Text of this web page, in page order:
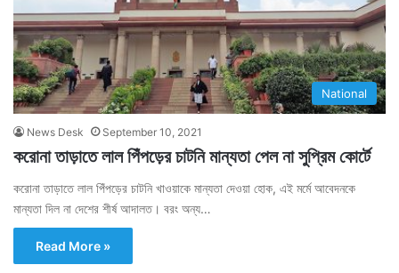
National
News Desk September 10, 2021
করোনা তাড়াতে লাল পিঁপড়ের চাটনি মান্যতা পেল না সুপ্রিম কোর্টে
করোনা তাড়াতে লাল পিঁপড়ের চাটনি খাওয়াকে মান্যতা দেওয়া হোক, এই মর্মে আবেদনকে
মান্যতা দিল না দেশের শীর্ষ আদালত। বরং অন্য…
Read More »